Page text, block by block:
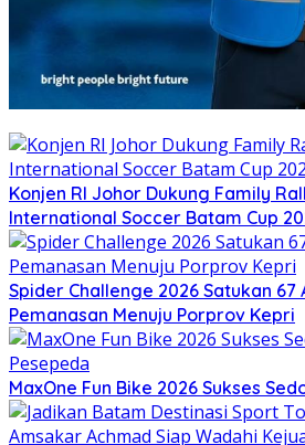
Konjen RI Johor Dukung Family
International Soccer Batam Cup
Spider Challenge 2026 Satukan 67
Pemanasan Menuju Porprov Kepri
MaxOne Fun Bike 2026 Sukses